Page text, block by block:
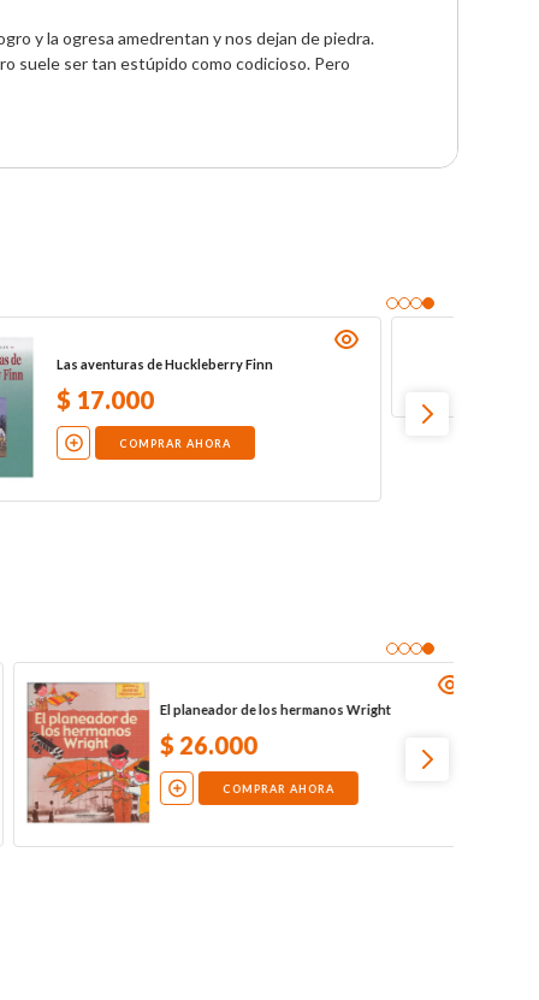
y la ogresa amedrentan y nos dejan de piedra.
suele ser tan estúpido como codicioso. Pero
NO DISPONIBLE
Con las bases llenas
$ 26.500
COMPRAR AHORA